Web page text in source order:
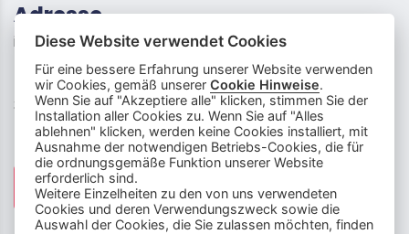
info
Dieser Chatbot wird von Künstlicher
Adresse
info (at) lehrberufe-live.ch
Neufeldstrasse 5
3012 Bern
Social Media
Diese Website verwendet Cookies
Für eine bessere Erfahrung unserer Website verwenden
wir Cookies, gemäß unsererCookie Hinweise.
Wenn Sie auf "Akzeptiere alle" klicken, stimmen Sie der
Installation aller Cookies zu. Wenn Sie auf "Alles
ablehnen" klicken, werden keine Cookies installiert, mit
Ausnahme der notwendigen Betriebs-Cookies, die für
die ordnungsgemäße Funktion unserer Website
erforderlich sind.
Weitere Einzelheiten zu den von uns verwendeten
Cookies und deren Verwendungszweck sowie die
Auswahl der Cookies, die Sie zulassen möchten, finden